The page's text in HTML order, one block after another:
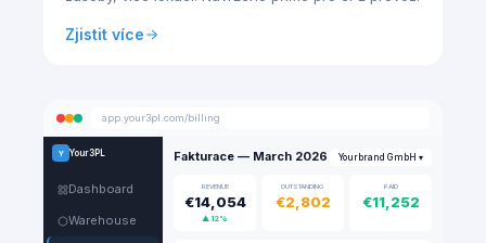
Zjistit více
app.your3pl.com/billing
Y Your3PL
Dashboard
Warehouse
Fakturace — March 2026 Yourbrand GmbH ▾
REVENUE
€14,054
▲ 12%
OUTSTANDING
€2,802
PAID
€11,252